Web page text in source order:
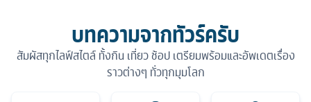
บทความจากทัวร์ครับ
สัมผัสทุกไลฟ์สไตล์ ทั้งกิน เที่ยว ช้อป เตรียมพร้อมและอัพเดตเรื่อง
ราวต่างๆ ทั่วทุกมุมโลก